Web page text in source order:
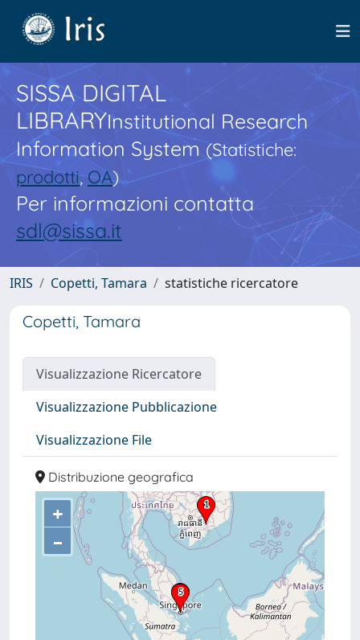
SISSA DIGITAL
LIBRARYInstitutional Research
Information System(Statistiche:
prodotti,OA)
Per informazioni contatta
sdl@sissa.it
IRIS Copetti, Tamara statistiche ricercatore
Copetti, Tamara
Visualizzazione Ricercatore
Visualizzazione Pubblicazione
Visualizzazione File
Distribuzione geografica
+
–